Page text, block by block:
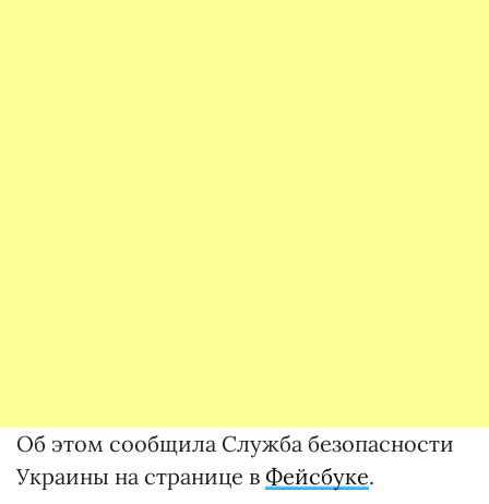
Об этом сообщила Служба безопасности
Украины на странице в Фейсбуке.